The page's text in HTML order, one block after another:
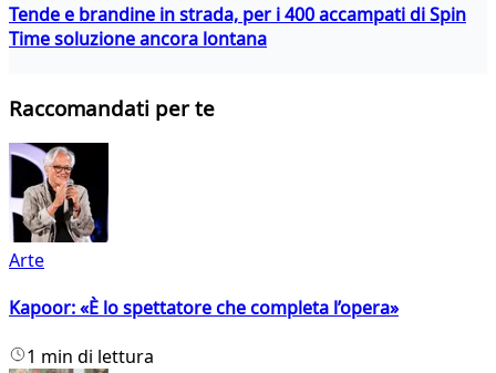
Tende e brandine in strada, per i 400 accampati di Spin
Time soluzione ancora lontana
Raccomandati per te
Arte
Kapoor: «È lo spettatore che completa l’opera»
1 min di lettura